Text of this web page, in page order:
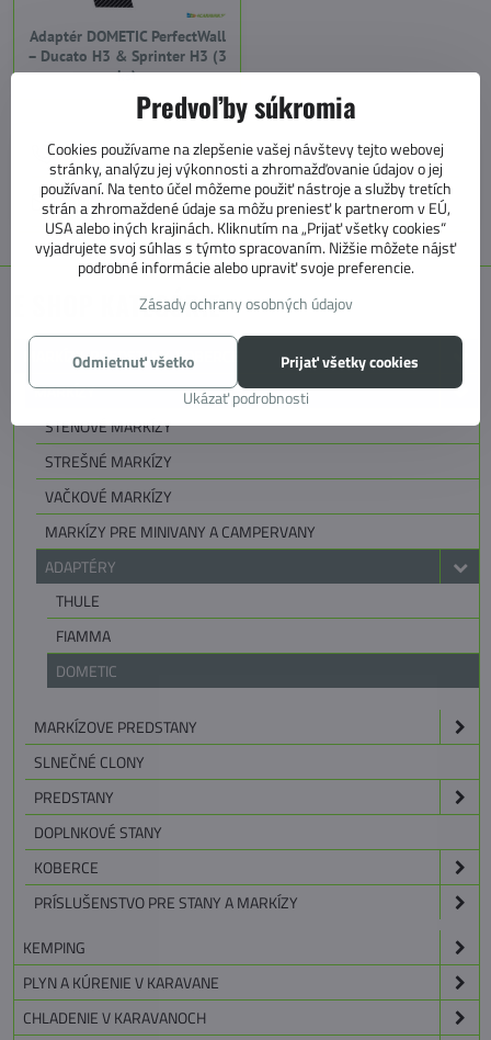
Adaptér DOMETIC PerfectWall
– Ducato H3 & Sprinter H3 (3
ks)
+421 905 531 966
info@4caravan.sk
E SHOP KATEGÓRIE
MARKÍZY, PREDSTANY, KOBERCE
MARKÍZY
STENOVÉ MARKÍZY
STREŠNÉ MARKÍZY
VAČKOVÉ MARKÍZY
MARKÍZY PRE MINIVANY A CAMPERVANY
ADAPTÉRY
THULE
FIAMMA
DOMETIC
MARKÍZOVE PREDSTANY
SLNEČNÉ CLONY
PREDSTANY
DOPLNKOVÉ STANY
KOBERCE
PRÍSLUŠENSTVO PRE STANY A MARKÍZY
KEMPING
PLYN A KÚRENIE V KARAVANE
CHLADENIE V KARAVANOCH
Predvoľby súkromia
Cookies používame na zlepšenie vašej návštevy tejto webovej
stránky, analýzu jej výkonnosti a zhromažďovanie údajov o jej
používaní. Na tento účel môžeme použiť nástroje a služby tretích
strán a zhromaždené údaje sa môžu preniesť k partnerom v EÚ,
USA alebo iných krajinách. Kliknutím na „Prijať všetky cookies“
vyjadrujete svoj súhlas s týmto spracovaním. Nižšie môžete nájsť
podrobné informácie alebo upraviť svoje preferencie.
Zásady ochrany osobných údajov
Ukázať podrobnosti
Prijať všetky cookies
Odmietnuť všetko